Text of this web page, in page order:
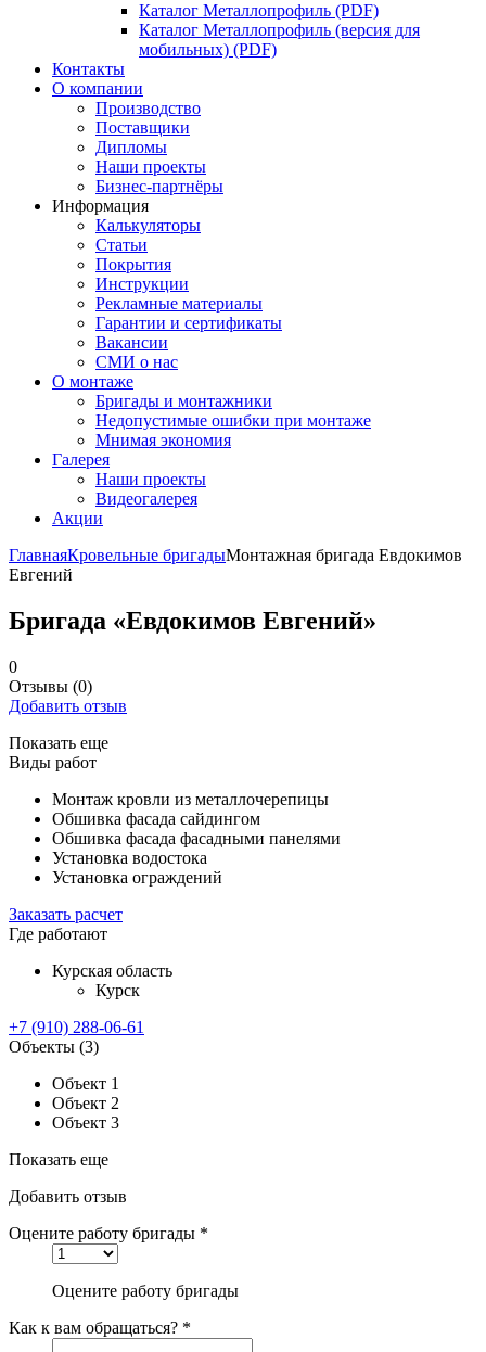
Каталог Металлопрофиль (PDF)
Каталог Металлопрофиль (версия для
мобильных) (PDF)
Контакты
О компании
Производство
Поставщики
Дипломы
Наши проекты
Бизнес-партнёры
Информация
Калькуляторы
Статьи
Покрытия
Инструкции
Рекламные материалы
Гарантии и сертификаты
Вакансии
СМИ о нас
О монтаже
Бригады и монтажники
Недопустимые ошибки при монтаже
Мнимая экономия
Галерея
Наши проекты
Видеогалерея
Акции
ГлавнаяКровельные бригадыМонтажная бригада Евдокимов
Евгений
Бригада «Евдокимов Евгений»
0
Отзывы (0)
Добавить отзыв
Показать еще
Виды работ
Монтаж кровли из металлочерепицы
Обшивка фасада сайдингом
Обшивка фасада фасадными панелями
Установка водостока
Установка ограждений
Заказать расчет
Где работают
Курская область
Курск
+7 (910) 288-06-61
Объекты (3)
Объект 1
Объект 2
Объект 3
Показать еще
Добавить отзыв
Оцените работу бригады *
Оцените работу бригады
Как к вам обращаться? *